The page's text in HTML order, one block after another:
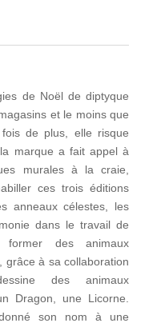
de Noël de diptyque
et le moins que
fois de plus, elle risque
la marque a fait appel à
murales à la craie,
ces trois éditions
anneaux célestes, les
dans le travail de
former des animaux
grâce à sa collaboration
des animaux
Dragon, une Licorne.
son nom à une